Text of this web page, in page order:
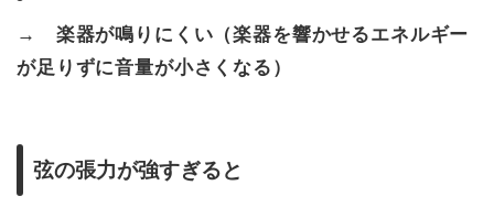
→ 楽器が鳴りにくい（楽器を響かせるエネルギー
が足りずに音量が小さくなる）
弦の張力が強すぎると